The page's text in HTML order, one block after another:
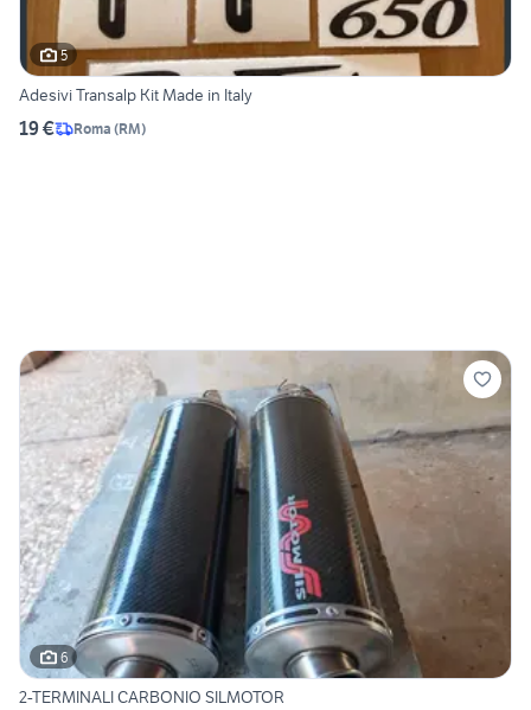
5
Adesivi Transalp Kit Made in Italy
19 € Roma (RM)
6
2-TERMINALI CARBONIO SILMOTOR